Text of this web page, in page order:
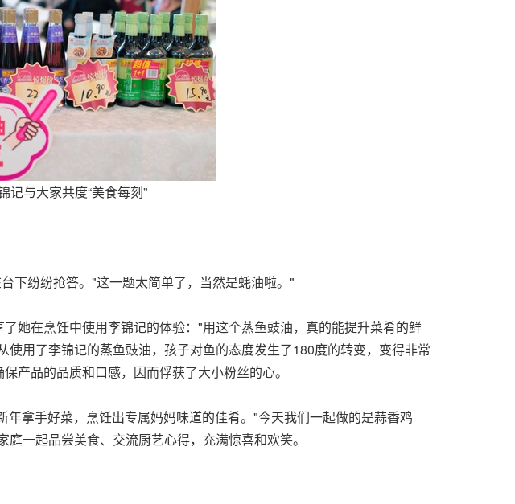
记与大家共度“美食每刻”
下纷纷抢答。"这一题太简单了，当然是蚝油啦。"
她在烹饪中使用李锦记的体验："用这个蒸鱼豉油，真的能提升菜肴的鲜
用了李锦记的蒸鱼豉油，孩子对鱼的态度发生了180度的转变，变得非常
产品的品质和口感，因而俘获了大小粉丝的心。
拿手好菜，烹饪出专属妈妈味道的佳肴。"今天我们一起做的是蒜香鸡
一起品尝美食、交流厨艺心得，充满惊喜和欢笑。